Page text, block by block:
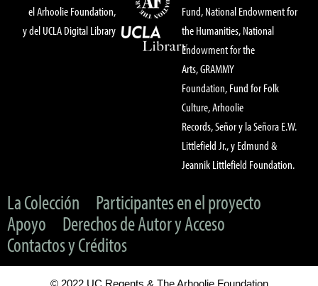
el Arhoolie Foundation,
y del UCLA Digital Library
Fund, National Endowment for
the Humanities, National
Endowment for the
Arts, GRAMMY
Foundation, Fund for Folk
Culture, Arhoolie
Records, Señor y la Señora E.W.
Littlefield Jr., y Edmund &
Jeannik Littlefield Foundation.
La Colección
Participantes en el proyecto
Apoyo
Derechos de Autor y Acceso
Contactos y Créditos